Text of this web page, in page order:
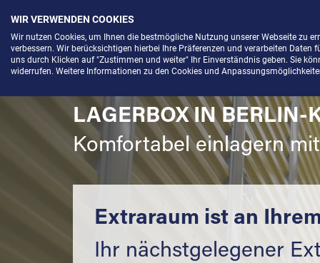
Menü
LAGERBOX IN BERLIN-
Komfortabel einlagern
Extraraum ist an
Ihr nächstgelegener
WIR VERWENDEN COOKIES
Wir nutzen Cookies, um Ihnen die bestmögliche Nutzung unserer Webseite zu
verbessern. Wir berücksichtigen hierbei Ihre Präferenzen und verarbeiten
uns durch Klicken auf "Zustimmen und weiter" Ihr Einverständnis geben. Sie
widerrufen. Weitere Informationen zu den Cookies und